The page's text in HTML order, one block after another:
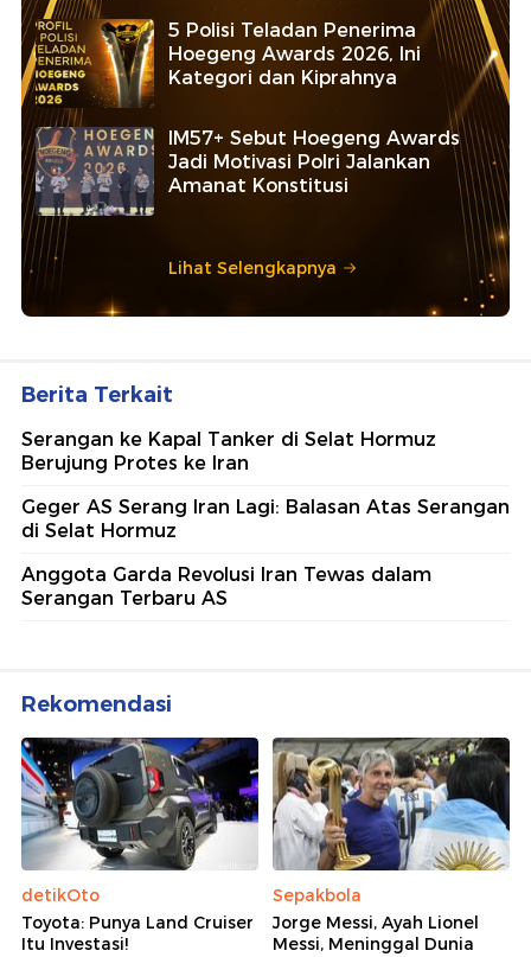
5 Polisi Teladan Penerima
Hoegeng Awards 2026, Ini
Kategori dan Kiprahnya
IM57+ Sebut Hoegeng Awards
Jadi Motivasi Polri Jalankan
Amanat Konstitusi
Lihat Selengkapnya
Berita Terkait
Serangan ke Kapal Tanker di Selat Hormuz
Berujung Protes ke Iran
Geger AS Serang Iran Lagi: Balasan Atas Serangan
di Selat Hormuz
Anggota Garda Revolusi Iran Tewas dalam
Serangan Terbaru AS
Rekomendasi
detikOto
Toyota: Punya Land Cruiser
Itu Investasi!
Sepakbola
Jorge Messi, Ayah Lionel
Messi, Meninggal Dunia